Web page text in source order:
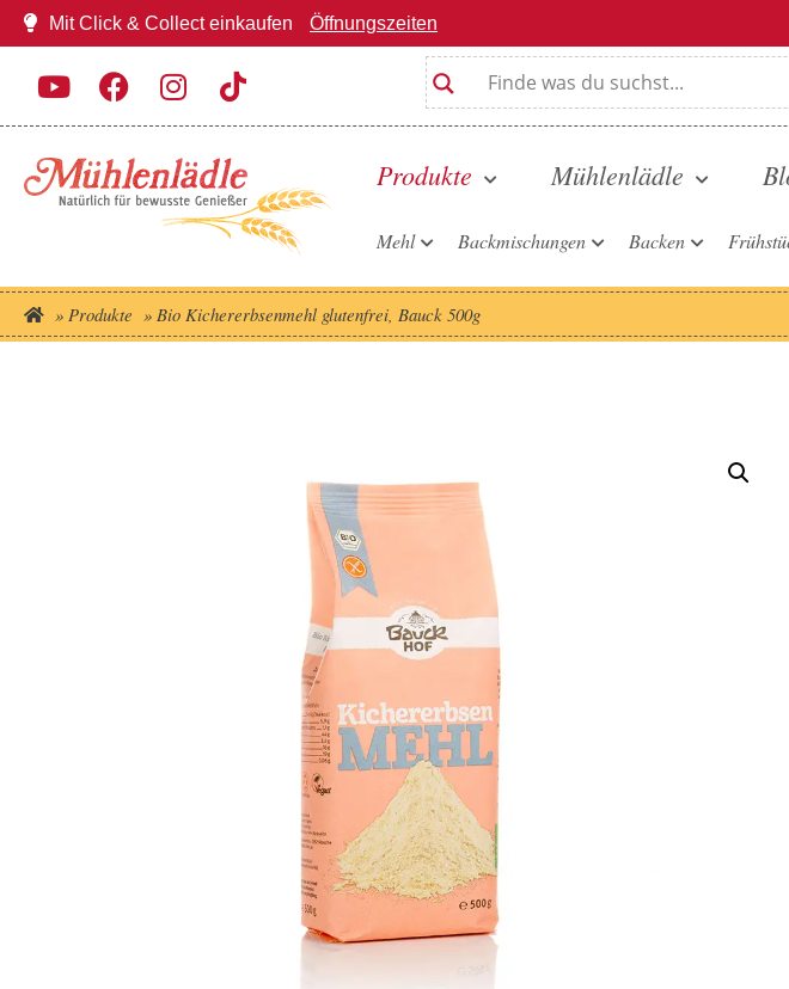
Mit Click & Collect einkaufen Öffnungszeiten
Produkte
Mehl Backmischungen Backen
Mühlenlädle
» Produkte » Bio Kichererbsenmehl glutenfrei, Bauck 500g